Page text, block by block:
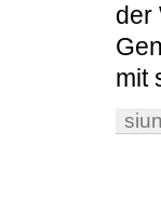
der
mit